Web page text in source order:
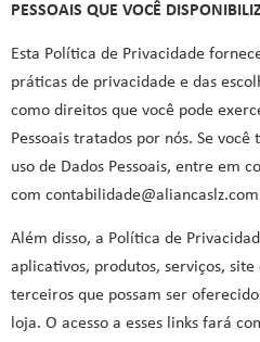
PESSOAIS QUE VOCÊ
Esta Política de Privacidade
práticas de privacidade e das
como direitos que você pode
Pessoais tratados por nós. Se
uso de Dados Pessoais, entre em
com
Além disso, a Política de
aplicativos, produtos, serviços,
terceiros que possam ser
loja. O acesso a esses links fará